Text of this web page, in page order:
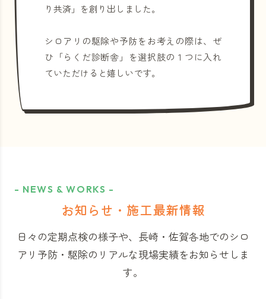
り共済」を創り出しました。
シロアリの駆除や予防をお考えの際は、ぜ
ひ「らくだ診断舎」を選択肢の１つに入れ
ていただけると嬉しいです。
- NEWS & WORKS -
お知らせ・施工最新情報
日々の定期点検の様子や、長崎・佐賀各地でのシロ
アリ予防・駆除のリアルな現場実績をお知らせしま
す。